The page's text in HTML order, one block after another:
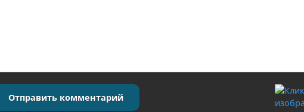
Отправить комментарий